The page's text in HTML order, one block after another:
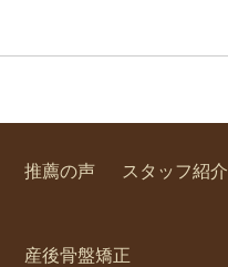
推薦の声 スタッフ紹介
産後骨盤矯正